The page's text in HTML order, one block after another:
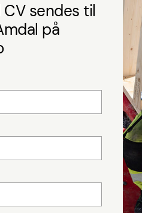
sendes til
på